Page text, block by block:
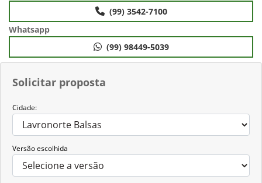
Solicitar proposta
Cidade:
Versão escolhida
(99) 3542-7100
Whatsapp
(99) 98449-5039